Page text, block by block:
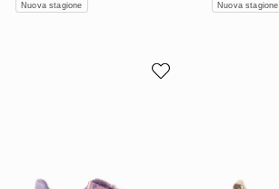
Nuova stagione Nuova stagione